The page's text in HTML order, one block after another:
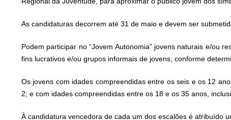
As candidaturas decorrem até 31 de maio e devem ser
Podem participar no “Jovem Autonomia” jovens naturais e/ou
fins lucrativos e/ou grupos informais de jovens, conforme
Os jovens com idades compreendidas entre os seis e os 12
2; e com idades compreendidas entre os 18 e os 35 anos,
À candidatura vencedora de cada um dos escalões é atribuído